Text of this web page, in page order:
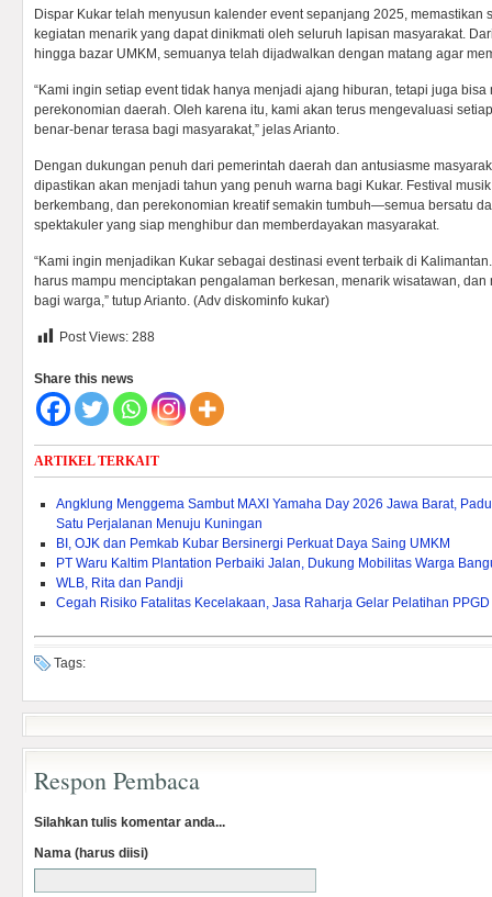
Dispar Kukar telah menyusun kalender event sepanjang 2025, memastikan
kegiatan menarik yang dapat dinikmati oleh seluruh lapisan masyarakat.
hingga bazar UMKM, semuanya telah dijadwalkan dengan matang agar
“Kami ingin setiap event tidak hanya menjadi ajang hiburan, tetapi juga
perekonomian daerah. Oleh karena itu, kami akan terus mengevaluasi
benar-benar terasa bagi masyarakat,” jelas Arianto.
Dengan dukungan penuh dari pemerintah daerah dan antusiasme
dipastikan akan menjadi tahun yang penuh warna bagi Kukar. Festival
berkembang, dan perekonomian kreatif semakin tumbuh—semua bersatu
spektakuler yang siap menghibur dan memberdayakan masyarakat.
“Kami ingin menjadikan Kukar sebagai destinasi event terbaik di
harus mampu menciptakan pengalaman berkesan, menarik wisatawan,
bagi warga,” tutup Arianto. (Adv diskominfo kukar)
Post Views: 288
Share this news
ARTIKEL TERKAIT
Angklung Menggema Sambut MAXI Yamaha Day 2026 Jawa Barat,
Satu Perjalanan Menuju Kuningan
BI, OJK dan Pemkab Kubar Bersinergi Perkuat Daya Saing UMKM
PT Waru Kaltim Plantation Perbaiki Jalan, Dukung Mobilitas Warga
WLB, Rita dan Pandji
Cegah Risiko Fatalitas Kecelakaan, Jasa Raharja Gelar Pelatihan
Tags:
Respon Pembaca
Silahkan tulis komentar anda...
Nama (harus diisi)